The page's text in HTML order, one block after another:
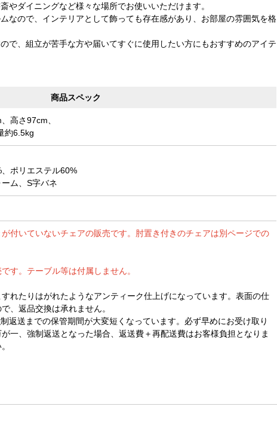
やダイニングなど様々な場所でお使いいただけます。
なので、インテリアとして飾っても存在感があり、お部屋の雰囲気を格
で、組立が苦手な方や届いてすぐに使用したい方にもおすすめのアイテ
商品スペック
高さ97cm、
約6.5kg
、ポリエステル60%
ム、S字バネ
付いていないチェアの販売です。肘置き付きのチェアは別ページでの
す。テーブル等は付属しません。
れたりはがれたようなアンティーク仕上げになっています。表面の仕
、返品交換は承れません。
返送までの保管期間が大変短くなっています。必ず早めにお受け取り
一、強制返送となった場合、返送費＋再配送費はお客様負担となりま